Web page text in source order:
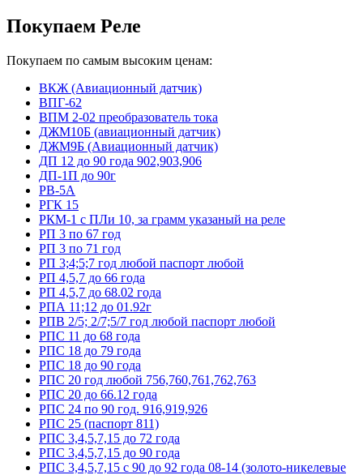
Покупаем Реле
Покупаем по самым высоким ценам:
ВКЖ (Авиационный датчик)
ВПГ-62
ВПМ 2-02 преобразователь тока
ДЖМ10Б (авиационный датчик)
ДЖМ9Б (Авиационный датчик)
ДП 12 до 90 года 902,903,906
ДП-1П до 90г
РВ-5А
РГК 15
РКМ-1 с ПЛи 10, за грамм указаный на реле
РП 3 по 67 год
РП 3 по 71 год
РП 3;4;5;7 год любой паспорт любой
РП 4,5,7 до 66 года
РП 4,5,7 до 68.02 года
РПА 11;12 до 01.92г
РПВ 2/5; 2/7;5/7 год любой паспорт любой
РПС 11 до 68 года
РПС 18 до 79 года
РПС 18 до 90 года
РПС 20 год любой 756,760,761,762,763
РПС 20 до 66.12 года
РПС 24 по 90 год. 916,919,926
РПС 25 (паспорт 811)
РПС 3,4,5,7,15 до 72 года
РПС 3,4,5,7,15 до 90 года
РПС 3,4,5,7,15 с 90 до 92 года 08-14 (золото-никелевые